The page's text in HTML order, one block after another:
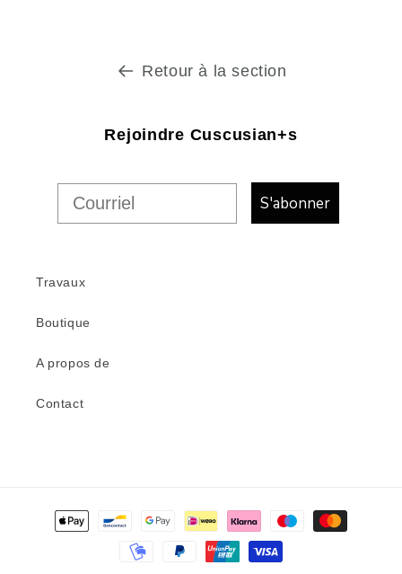
Retour à la section
Rejoindre Cuscusian+s
S'abonner
Travaux
Boutique
A propos de
Contact
Modes